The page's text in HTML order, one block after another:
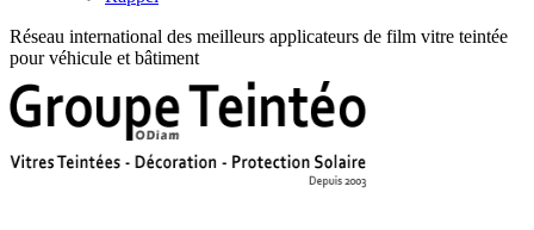
Réseau international des meilleurs applicateurs de film vitre teintée
pour véhicule et bâtiment